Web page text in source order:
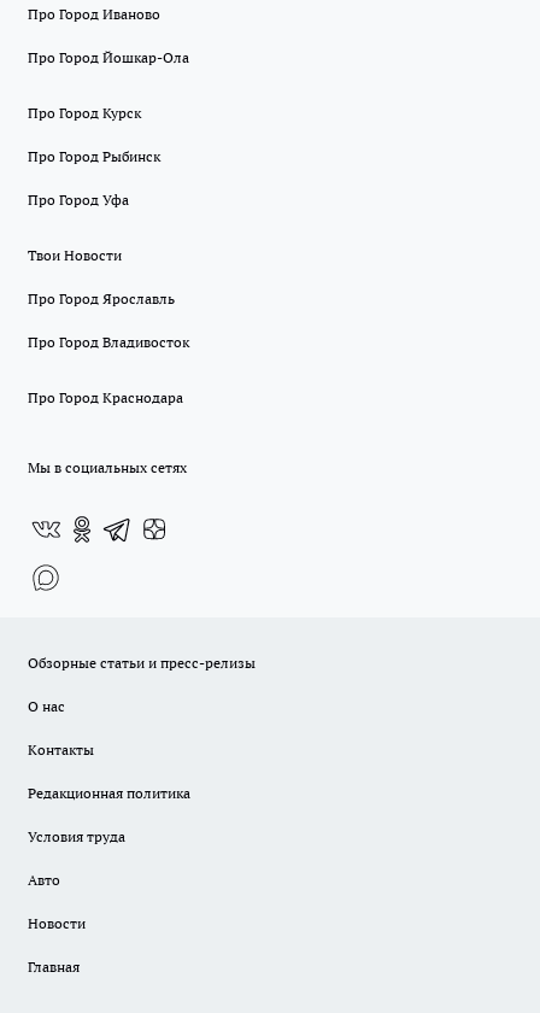
Про Город Иваново
Про Город Йошкар-Ола
Про Город Курск
Про Город Рыбинск
Про Город Уфа
Твои Новости
Про Город Ярославль
Про Город Владивосток
Про Город Краснодара
Мы в социальных сетях
Обзорные статьи и пресс-релизы
О нас
Контакты
Редакционная политика
Условия труда
Авто
Новости
Главная